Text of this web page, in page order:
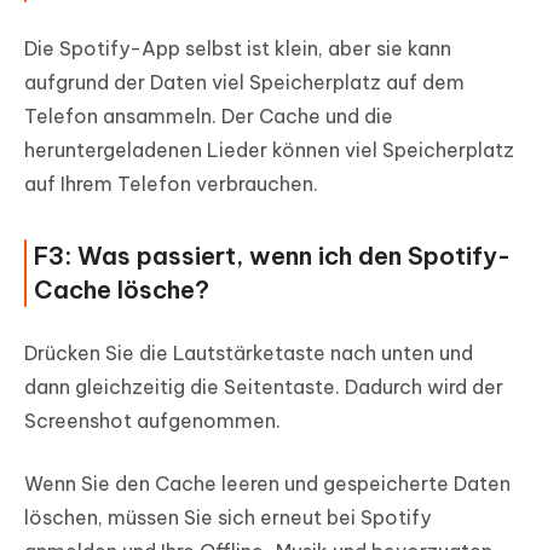
Die Spotify-App selbst ist klein, aber sie kann
aufgrund der Daten viel Speicherplatz auf dem
Telefon ansammeln. Der Cache und die
heruntergeladenen Lieder können viel Speicherplatz
auf Ihrem Telefon verbrauchen.
F3: Was passiert, wenn ich den Spotify-
Cache lösche?
Drücken Sie die Lautstärketaste nach unten und
dann gleichzeitig die Seitentaste. Dadurch wird der
Screenshot aufgenommen.
Wenn Sie den Cache leeren und gespeicherte Daten
löschen, müssen Sie sich erneut bei Spotify